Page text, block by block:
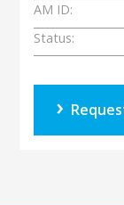
AM ID:
Status: